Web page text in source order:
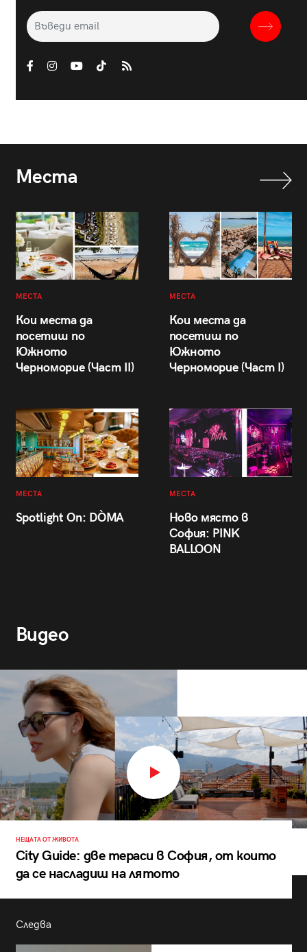
Места
МЕСТА
Кои места да
посетиш по
Южното
Черноморие (Част II)
МЕСТА
Кои места да
посетиш по
Южното
Черноморие (Част I)
МЕСТА
Spotlight On: DÒMA
МЕСТА
Ново място в
София: PINK
BALLOON
Видео
НЕЩАТА ОТ ЖИВОТА
City Guide: две тераси в София, от които
да се насладиш на лятото
Следва